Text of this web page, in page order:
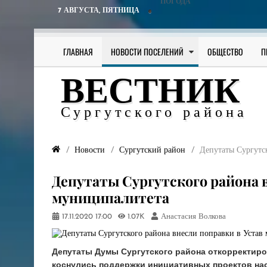
7 АВГУСТА, ПЯТНИЦА
ПОГОДА
ГЛАВНАЯ НОВОСТИ ПОСЕЛЕНИЙ ОБЩЕСТВО
ВЕСТНИК
Сургутского района
Новости Сургутский район Депутаты
Депутаты Сургутского района
муниципалитета
17.11.2020 17:00 1.07K Анастасия Волкова
Депутаты Думы Сургутского района
коснулись поддержки инициативных проектов